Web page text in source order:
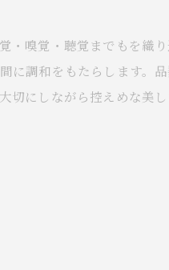
・嗅覚・聴覚までもを織
に調和をもたらします。
切にしながら控えめな美